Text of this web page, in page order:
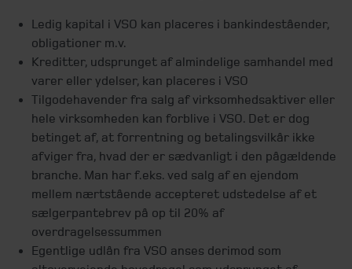
Ledig kapital i VSO kan placeres i bankindeståender,
obligationer m.v.
Kreditter, udsprunget af almindelige samhandel med
varer eller ydelser, kan placeres i VSO
Tilgodehavender fra salg af virksomhedsaktiver eller
hele virksomheden kan forblive i VSO. Det er dog
betinget af, at forrentning og betalingsvilkår ikke
afviger fra, hvad der er sædvanligt i den pågældende
branche. Man har f.eks. ved salg af en ejendom
mellem nærtstående accepteret udstedelse af et
sælgerpantebrev på op til 20% af
overdragelsessummen
Egentlige udlån fra VSO anses derimod som